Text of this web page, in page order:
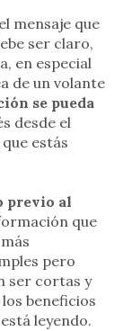
mensaje que
ser claro,
en especial
de un volante
se pueda
desde el
estás
previo al
que
pero
ser cortas y
beneficios
leyendo.